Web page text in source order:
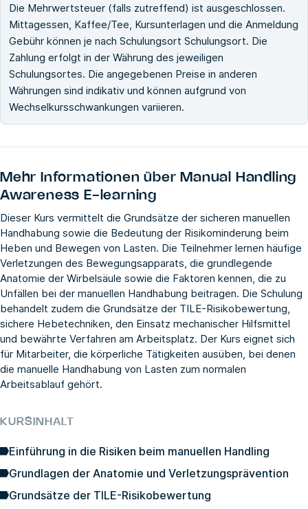
Die Mehrwertsteuer (falls zutreffend) ist ausgeschlossen.
Mittagessen, Kaffee/Tee, Kursunterlagen und die Anmeldung
Gebühr können je nach Schulungsort Schulungsort. Die
Zahlung erfolgt in der Währung des jeweiligen
Schulungsortes. Die angegebenen Preise in anderen
Währungen sind indikativ und können aufgrund von
Wechselkursschwankungen variieren.
Mehr Informationen über Manual Handling
Awareness E-learning
Dieser Kurs vermittelt die Grundsätze der sicheren manuellen
Handhabung sowie die Bedeutung der Risikominderung beim
Heben und Bewegen von Lasten. Die Teilnehmer lernen häufige
Verletzungen des Bewegungsapparats, die grundlegende
Anatomie der Wirbelsäule sowie die Faktoren kennen, die zu
Unfällen bei der manuellen Handhabung beitragen. Die Schulung
behandelt zudem die Grundsätze der TILE-Risikobewertung,
sichere Hebetechniken, den Einsatz mechanischer Hilfsmittel
und bewährte Verfahren am Arbeitsplatz. Der Kurs eignet sich
für Mitarbeiter, die körperliche Tätigkeiten ausüben, bei denen
die manuelle Handhabung von Lasten zum normalen
Arbeitsablauf gehört.
KURSINHALT
Einführung in die Risiken beim manuellen Handling
Grundlagen der Anatomie und Verletzungsprävention
Grundsätze der TILE-Risikobewertung